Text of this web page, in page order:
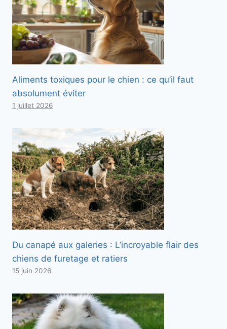
Aliments toxiques pour le chien : ce qu’il faut
absolument éviter
1 juillet 2026
Du canapé aux galeries : L’incroyable flair des
chiens de furetage et ratiers
15 juin 2026